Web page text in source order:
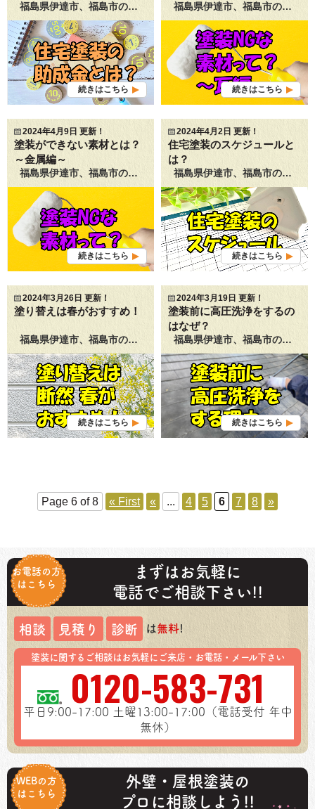
福島県伊達市、福島市の皆さまこんにちは！ 福島県伊達市の屋根・外壁塗装専門店 パンドル マチルダです☻ 今回のブログは、 福島県伊達市・福島市の外壁塗装/屋根塗装の助成金とは？ というテーマで書いてみたいと思います。 [toc] 【高まる外壁屋根塗装の助成金のニーズ】 福島県伊達市・福島市でご自宅の塗り替えをご検討中の皆さまから お問い合わせいただくことの多い質問のひとつが、 「塗り替えをする時の補助金や助成金ってありますか？」 というものです。 外壁や屋根の塗り替えは費用がかかりますし、定期的に塗り替えを行わなければいけないため、 ご予算の部分は皆さま気になるところですよね。 少しでも安く塗り替えたいけれども、性能の低い塗料を使ってすぐに劣化してしまうのは 避けたいと思っていらっしゃる方が多いのではないでしょうか？ そこで今回は、福島県伊達市・福島市で、塗装に使える助成金制度を現在実施しているかどうか、 またどのようなケースで利用できるのかなどについてまとめてみたいと思います。 なお、今回掲載する内容は、２０２４年４月２３日時点での情報となりますので、 塗り替えの際には各省庁や自治体、団体等のホームページをチェックして 最新の情報をお調べいただければと思います。 福島県伊達市・福島市でご自宅の外壁・屋根塗装をご検討中の皆さまの 参考になれば幸いです。 【塗装に利用できる助成金とは】 福島県伊達市・福島市でご自宅の屋根・外壁を塗り替えたいとお考えの皆さまは多くいらっしゃると思います。 しかし、塗装工事は決して安いものではなく、その費用が家計にとって負担となることも事実です。 外壁や屋根はいちど塗り替えればあとは大丈夫というわけではなく、定期的に塗り替えをして メンテナンスをしていく必要があります。 少しでも工事にかかる費用を抑えながら、ご自宅を大切に維持していければ安心ですよね。 国や地方自治体では、不定期で住宅リフォームに利用できる助成金や補助金の制度を実施しています。 こうした助成金や補助金の中には、外壁や屋根の塗装にも利用できるものもあり、 申請が承認されれば、工事代金から一定額が割り引かれ、工事代金の負担が少なくて済みます。 利用できる助成金・補助金制度が実施されている場合にはぜひ積極的にご活用いただくことをおすすめします。 それでは、この後、福島県伊達市・福島市で実施されている 塗装に使用できる助成金制度があるかどうか、またどんな制度なのかをご紹介していきたいと思います。 【福島県伊達市の外壁屋根塗装の助成金は】 まずは福島県伊達市で実施している外壁・屋根塗装に利用できる助成金の情報から ご紹介します。 福島県伊達市では現在、一般的な屋根・外壁塗装に利用できる助成金や補助金制度は実施されていません。 しかし、対象者を限定した下記の助成金・補助金制度が実施されていますので、 対象となる方は、いちどチェックしてみていただきたいと思います。 福島県伊達市で実施しているのは、伊達市空き家改修等支援事業補助金交付制度です。 こちらは、伊達市空き家バンクに登録している物件を購入する方を対象とした補助金制度です。 伊達市に３年以上定住する見込みがあるといったいくつかの条件を満たすと、 空き家の取得・改修にかかった費用のうち、最大で１２０万円の補助が受けられるというものです。 対象者が限られてはしまいますが、これから福島県伊達市へ引っ越しを予定されている方で、 空き家バンクに登録された物件の購入を検討中の方はぜひご利用いただきたいと思います。 こちらの制度について詳しい情報は、「伊達市空き家改修等支援事業補助金交付制度」で検索いただくか、 福島県伊達市役所 協働まちづくり課 移住定住推進係までお問いあわせなさってみてください。 なお、こちらは２０２４年４月２３日時点の情報です。 今後新たにスタートする制度が出てくることもありますので、 工事開始前に、福島県伊達市で実施されている制度があるかどうかをお調べになってから 塗り替え工事をご発注されることをおすすめします。 【福島市の外壁屋根塗装の助成金は】 続いて、福島市で実施している外壁・屋根塗装に利用できる助成金の情報です。 福島市では現在、一般的な屋根・外壁塗装に利用できる助成金や補助金制度は実施されていません。 しかし、対象者を限定した下記の助成金・補助金制度が実施されていますので、 対象となる方は、いちどチェックしてみていただきたいと思います。 福島市で実施しているのは、福島市結婚新生活支援事業補助金制度です。 こちらは、令和２年５月１日〜令和６年３月３１日までの間に婚姻届を提出した夫婦を対象とした補助金制度です。 婚姻日（婚姻届を提出した日）時点の年齢が、夫婦ともに３９歳以下といったいくつかの条件を満たすと、 住宅取得・リフォームにかかった費用のうち、最大で３０万円の補助が受けられるというものです。 対象者が新婚世帯に限られてはしまいますが、対象となる方はぜひご利用いただきたいと思います。 こちらの制度について詳しい情報は、「福島市結婚新生活支援事業補助金 」で検索いただくか、 福島市役所 定住交流課までお問いあわせなさってみてください。 なお、こちらは２０２４年４月２３日時点の情報です。 今後新たにスタートする制度が出てくることもありますので、 工事開始前に、福島市で実施されている制度があるかどうかをお調べになってから 塗り替え工事をご発注されることをおすすめします。 【福島県伊達市近隣市町村の実施状況】 続いて、福島県伊達市の近隣市町村で実施している外壁・屋根塗装に利用できる助成金について ご紹介したいと思います。 桑折町と、国見町の情報をまとめました。 【桑折町の外壁屋根塗装の助成金は】 まずは、伊達市のお隣、桑折町で実施している外壁・屋根塗装に利用できる助成金の情報です。 桑折町では、対象者を限定した下記の助成金・補助金制度が実施されています。 対象となる方は、いちどチェックしてみていただきたいと思います。 桑折町で実施しているのは、桑折町若者定住促進事業補助金です。 ４５歳未満で、桑折町内にマイホームを取得、またはリフォームを行った人を対象とした補助金制度です。 町に１０年以上定住することを前提とするといったいくつかの条件を満たすと、 住宅リフォームにかかった費用のうち、最大で３０万円の補助が受けられるというものです。 対象となる方はぜひご利用いただきたいと思います。 こちらの制度について詳しい情報は、「桑折町若者定住促進事業補助金 」で検索いただくか、 桑折町役場 建設水道課 都市整備係までお問いあわせなさってみてください。 なお、こちらは２０２４年４月２３日時点の情報です。 今後新たにスタートする制度が出てくることもありますので、 工事開始前に、桑折町で実施されている制度があるかどうかをお調べになってから 塗り替え工事をご発注されることをおすすめします。 【国見町の外壁屋根塗装の助成金は】 続いて、国見町で実施している外壁・屋根塗装に利用できる助成金の情報です。 国見町では、対象者を限定した下記の助成金・補助金制度が実施されています。 対象となる方は、いちどチェックしてみていただきたいと思います。 国見町で実施しているのは、国見町空き家改修等支援事業補助金です。 空き家の購入・賃借者、所有者を対象とした補助金制度です。 いくつかの条件を満たすと、 空き家の改修にかかった金額のうち、最大で１８０万円の補助が受けられるというものです。 対象となる方はぜひご利用いただきたいと思います。 こちらの制度について詳しい情報は、「国見町空き家改修等支援事業補助金 」で検索いただくか、 国見町役場 企画調整課までお問いあわせなさってみてください。 なお、こちらは２０２４年４月２３日時点の情報です。 今後新たにスタートする制度が出てくることもありますので、 工事開始前に、国見町で実施されている制度があるかどうかをお調べになってから 塗り替え工事をご発注されることをおすすめします。 【福島県伊達市周辺での助成金実施状況まとめ】 ここまで、福島県伊達市、福島市、桑折町、国見町での 住宅の屋根・外壁塗装に利用できる助成金・補助金の実施状況についてご紹介してきました。 改めてまとめてみたいと思います。 ★福島県伊達市 「伊達市空き家改修等支援事業補助金交付制度」 ・令和２年５月１日〜令和６年３月３１日までの間に婚姻届を提出した夫婦を対象 ・空き家の取得・改修にかかった費用のうち、最大で１２０万円を補助 ★福島市 「福島市結婚新生活支援事業補助金制度」 ・伊達市空き家バンクに登録している物件を購入する方を対象 ・住宅取得・リフォームにかかった費用のうち、最大で３０万円を補助 ★桑折町 「桑折町若者定住促進事業補助金」 ・４５歳未満で、桑折町内にマイホームを取得、またはリフォームを行った人を対象 ・住宅リフォームにかかった費用のうち、最大で３０万円を補助 ★国見町 「国見町空き家改修等支援事業補助金」 ・空き家の購入・賃借者、所有者を対象 ・空き家の改修にかかった金額のうち、最大で１８０万円を補助 この他、福島県でも今後実施が予定されている助成金・補助金制度があるようです。 塗り替えの際、市町村だけではなく県のホームページなどもチェックしながら、 最新の制度実施状況をご確認の上、工事をご発注いただくことをおすすめします。 【地震保険が利用できる場合も】 ここまでご紹介してきた塗装工事に利用できる助成金・補助金制度の対象とならなかったという方に ご検討いただきたいのが、地震保険の補償です。 大きな地震の後、外壁や基礎にひびが入ってしまったという方も多くいらっしゃると思います。 地震が原因である場合、塗装工事が地震保険の補償対象となる可能性があります。 ぜひいちど、ご自身でご加入されている保険会社に連絡を取って、 外壁や基礎のひび割れの補修・外壁塗装が保険適用となるかをご確認いただくことをおすすめします。 【工事実施前に補助金利用の検討を】 今回は、福島県伊達市・福島市で実施されている外壁・屋根塗装に利用できる 助成金・補助金についてご紹介してきました。 ご紹介した以外にも不定期で新たな制度がスタートする場合がありますので、 塗り替え工事発注前に、お住まいの地域で利用できる制度があるかどうかご確認いただき、 工事をご発注いただきたいと思います。 少しでも塗り替えにかかる費用を抑えて、 家計にやさしく、安心な塗り替えを行っていただきたいと思います。 当店でもご相談に乗りますので、ご遠慮なくご連絡いただければ幸いです。 【春の塗り替え承り中】 春は塗り替えに最適な季節です
続きはこちら
福島県伊達市、福島市の皆さまこんにちは！ 福島県伊達市の屋根・外壁塗装専門店 パンドル マチルダです☻ 今回のブログは、前回に引き続き塗装ができない素材とは？ というテーマで書いてみたいと思います。 前回は金属素材についてご紹介しました。 今回は、瓦（かわら）編です。 瓦の種類をご紹介しながら、 メンテナンスの方法についてご説明したいと思います。 瓦にはさまざまな種類があり、 ぱっと見たときには同じように見えるものもあります。 「うちの瓦は何ていう種類なのかな？」 「どんなメンテナンスが必要なのかな？」 と疑問に思われている方の参考になれば嬉しいです。 [toc] 形状別に見る瓦の種類 日本の住宅に使われている代表的な屋根材の「瓦（かわら）」。 その瓦には、さまざまな種類があるのをご存じですか？ まずは形からご紹介していきたいと思います。 瓦の形にもいくつか種類があるんですね。 主にＪ型・Ｓ型・Ｆ型・Ｍ型に分けられます。 さて、それぞれどんな形をしているのでしょうか。 ひとつずつ解説していきます。
続きはこちら
2024年4月9日 更新！
塗装ができない素材とは？
～金属編～
福島県伊達市、福島市の皆さまこんにちは！ 福島県伊達市の屋根・外壁塗装専門店 パンドル マチルダです☻ ここ福島県伊達市・福島市でも、桜の花が咲き始めましたね
続きはこちら
2024年4月2日 更新！
住宅塗装のスケジュールと
は？
福島県伊達市、福島市の皆さまこんにちは！ 福島県伊達市の屋根・外壁塗装専門店 パンドル マチルダです☻ ４月に入り、ようやく春らしい陽気になってきましたね。 当店ショールームの軒下には、今年もツバメの姿が
続きはこちら
2024年3月26日 更新！
塗り替えは春がおすすめ！
福島県伊達市、福島市の皆さまこんにちは！ 福島県伊達市の屋根・外壁塗装専門店 パンドル マチルダです☻ ３月もあと少しで終わりですね。 桜の開花が待ち遠しい今日このごろ。 当店ショールームにも手作りの桜を飾りました
続きはこちら
2024年3月19日 更新！
塗装前に高圧洗浄をするの
はなぜ？
福島県伊達市、福島市の皆さまこんにちは！ 福島県伊達市の屋根・外壁塗装専門店 パンドル マチルダです☻ 本日もブログを訪問して頂きありがとうございます！ 情熱をこめて書かせていただきます！ ぜひ最後まで読んでいただけたら
続きはこちら
Page 6 of 8 « First « ... 4 5 6 7 8 »
お電話の方
はこちら
まずはお気軽に
電話でご相談下さい!!
相談 見積り 診断 は無料!
塗装に関するご相談はお気軽にご来店・お電話・メール下さい
0120-583-731
平日9:00-17:00 土曜13:00-17:00（電話受付 年中
無休）
WEBの方
はこちら
外壁・屋根塗装の
プロに相談しよう!!